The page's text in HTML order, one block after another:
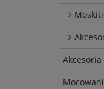
Akcesoria